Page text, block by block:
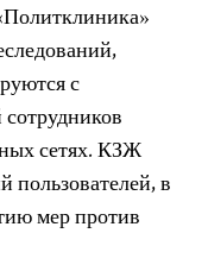
с
сетях. КЗЖ
в
мер против